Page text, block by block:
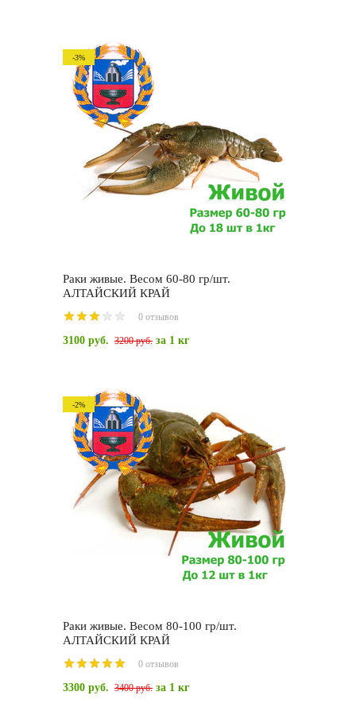
-3%
Раки живые. Весом 60-80 гр/шт.
АЛТАЙСКИЙ КРАЙ
0 отзывов
3100 руб. 3200 руб. за 1 кг
-2%
Раки живые. Весом 80-100 гр/шт.
АЛТАЙСКИЙ КРАЙ
0 отзывов
3300 руб. 3400 руб. за 1 кг